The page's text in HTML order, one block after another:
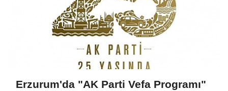
Erzurum'da "AK Parti Vefa Programı"